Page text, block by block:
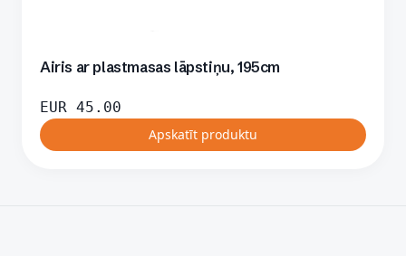
Airis ar plastmasas lāpstiņu, 195cm
EUR 45.00
Apskatīt produktu